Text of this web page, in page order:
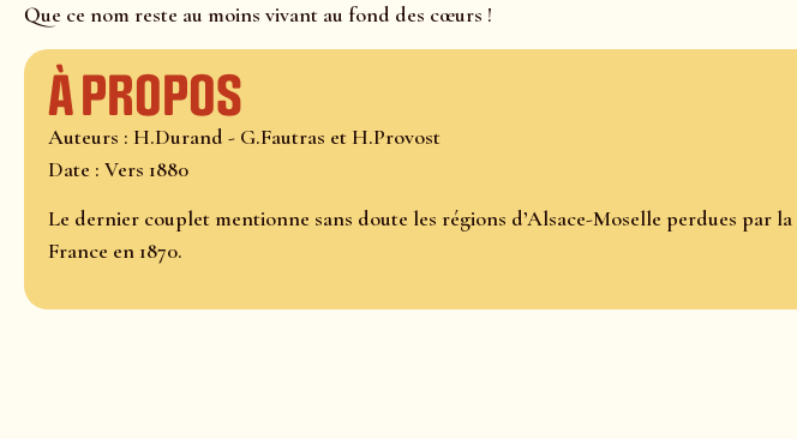
Que ce nom reste au moins vivant au fond des cœurs !
À propos
Auteurs : H.Durand - G.Fautras et H.Provost
Date : Vers 1880
Le dernier couplet mentionne sans doute les régions d’Alsace-Moselle perdues par la
France en 1870.